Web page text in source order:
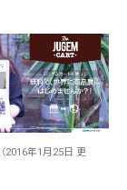
（2016年1月25日 更